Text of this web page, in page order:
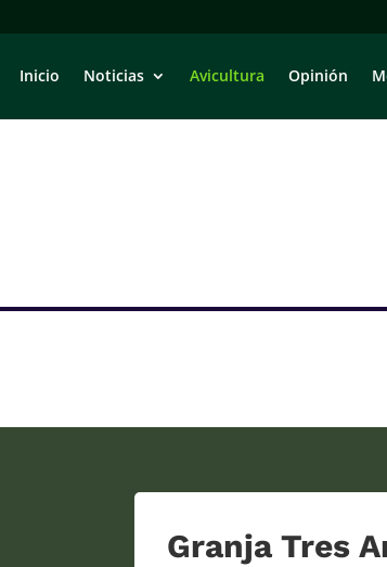
Inicio Noticias Avicultura Opinión
Granja Tres